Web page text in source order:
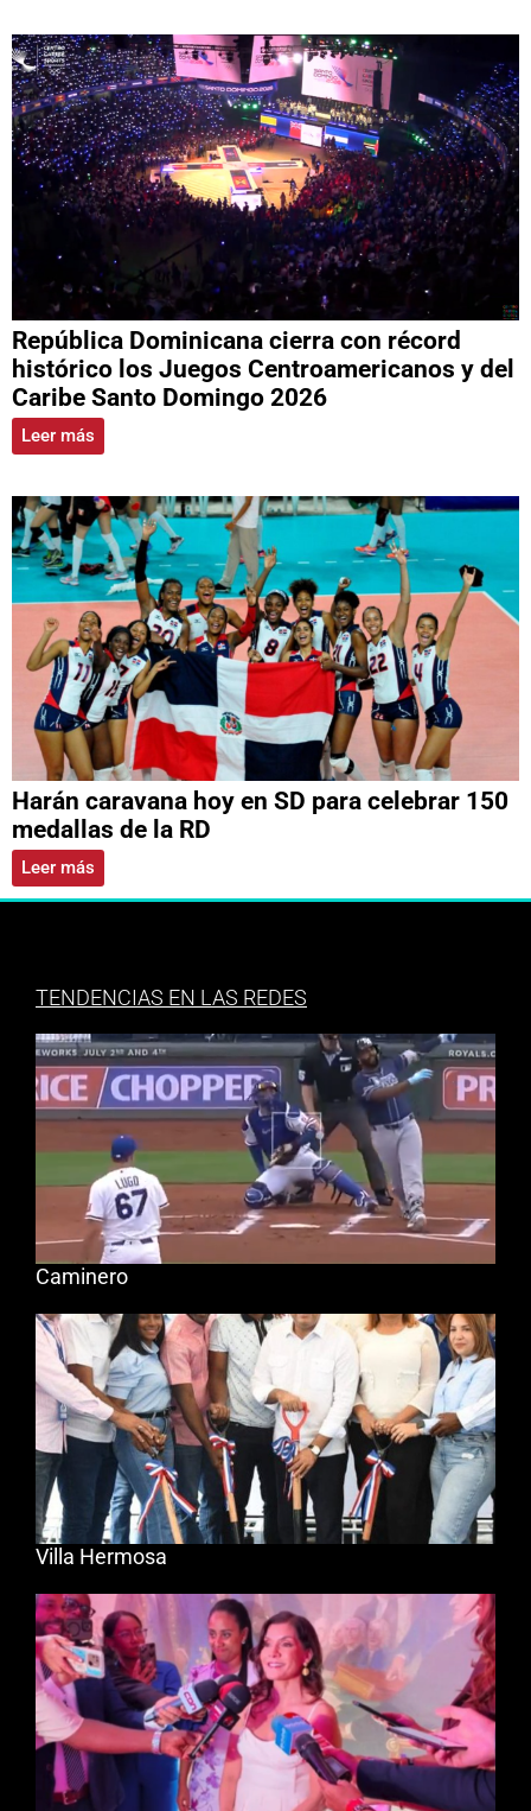
República Dominicana cierra con récord
histórico los Juegos Centroamericanos y del
Caribe Santo Domingo 2026
Leer más
Harán caravana hoy en SD para celebrar 150
medallas de la RD
Leer más
TENDENCIAS EN LAS REDES
Caminero
Villa Hermosa